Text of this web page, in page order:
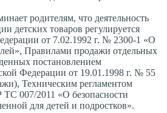
родителям, что деятельность
детских товаров регулируется
от 7.02.1992 г. № 2300-1 «О
Правилами продажи отдельных
постановлением
Федерации от 19.01.1998 г. № 55
Техническим регламентом
007/2011 «О безопасности
для детей и подростков».